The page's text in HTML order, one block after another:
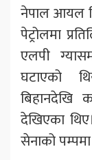
नेपाल आयल
पेट्रोलमा
एलपी
घटाएको
बिहानदेखि
देखिएका
सेनाको